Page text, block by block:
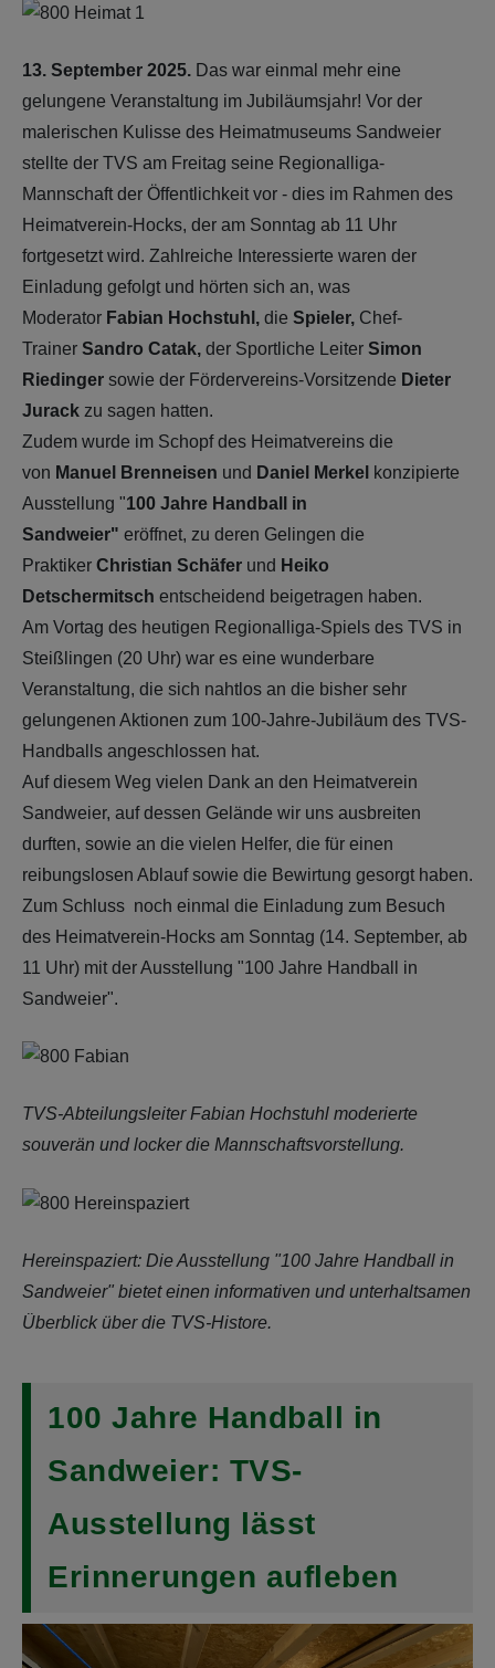
13. September 2025. Das war einmal mehr eine
gelungene Veranstaltung im Jubiläumsjahr! Vor der
malerischen Kulisse des Heimatmuseums Sandweier
stellte der TVS am Freitag seine Regionalliga-
Mannschaft der Öffentlichkeit vor - dies im Rahmen des
Heimatverein-Hocks, der am Sonntag ab 11 Uhr
fortgesetzt wird. Zahlreiche Interessierte waren der
Einladung gefolgt und hörten sich an, was
Moderator Fabian Hochstuhl, die Spieler, Chef-
Trainer Sandro Catak, der Sportliche Leiter Simon
Riedinger sowie der Fördervereins-Vorsitzende Dieter
Jurack zu sagen hatten.
Zudem wurde im Schopf des Heimatvereins die
von Manuel Brenneisen und Daniel Merkel konzipierte
Ausstellung "100 Jahre Handball in
Sandweier" eröffnet, zu deren Gelingen die
Praktiker Christian Schäfer und Heiko
Detschermitsch entscheidend beigetragen haben.
Am Vortag des heutigen Regionalliga-Spiels des TVS in
Steißlingen (20 Uhr) war es eine wunderbare
Veranstaltung, die sich nahtlos an die bisher sehr
gelungenen Aktionen zum 100-Jahre-Jubiläum des TVS-
Handballs angeschlossen hat.
Auf diesem Weg vielen Dank an den Heimatverein
Sandweier, auf dessen Gelände wir uns ausbreiten
durften, sowie an die vielen Helfer, die für einen
reibungslosen Ablauf sowie die Bewirtung gesorgt haben.
Zum Schluss noch einmal die Einladung zum Besuch
des Heimatverein-Hocks am Sonntag (14. September, ab
11 Uhr) mit der Ausstellung "100 Jahre Handball in
Sandweier".
TVS-Abteilungsleiter Fabian Hochstuhl moderierte
souverän und locker die Mannschaftsvorstellung.
Hereinspaziert: Die Ausstellung "100 Jahre Handball in
Sandweier" bietet einen informativen und unterhaltsamen
Überblick über die TVS-Histore.
100 Jahre Handball in
Sandweier: TVS-
Ausstellung lässt
Erinnerungen aufleben